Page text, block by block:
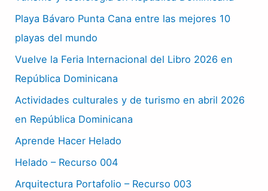
Playa Bávaro Punta Cana entre las mejores 10
playas del mundo
Vuelve la Feria Internacional del Libro 2026 en
República Dominicana
Actividades culturales y de turismo en abril 2026
en República Dominicana
Aprende Hacer Helado
Helado – Recurso 004
Arquitectura Portafolio – Recurso 003